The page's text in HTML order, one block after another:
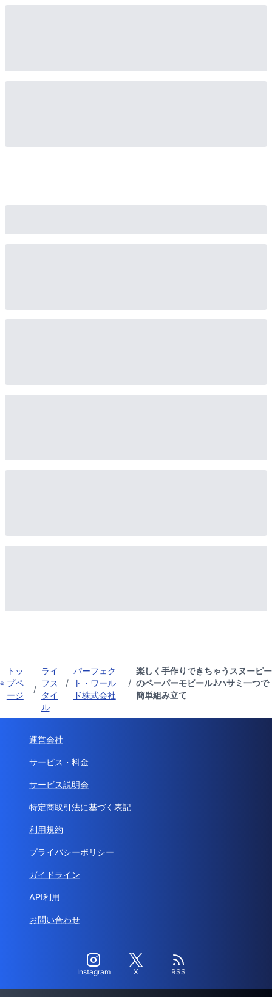
トッ
プペ
ージ
/
ライ
フス
タイ
ル
/
パーフェク
ト・ワール
ド株式会社
/
楽しく手作りできちゃうスヌーピー
のペーパーモビール♪ハサミ一つで
簡単組み立て
運営会社
サービス・料金
サービス説明会
特定商取引法に基づく表記
利用規約
プライバシーポリシー
ガイドライン
API利用
お問い合わせ
Instagram X RSS